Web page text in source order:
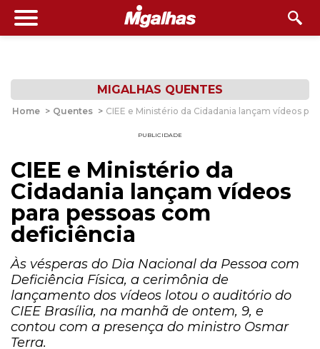
MIGALHAS QUENTES
Home > Quentes > CIEE e Ministério da Cidadania lançam vídeos
PUBLICIDADE
CIEE e Ministério da
Cidadania lançam vídeos
para pessoas com
deficiência
Às vésperas do Dia Nacional da Pessoa com
Deficiência Física, a cerimônia de
lançamento dos vídeos lotou o auditório do
CIEE Brasília, na manhã de ontem, 9, e
contou com a presença do ministro Osmar
Terra.